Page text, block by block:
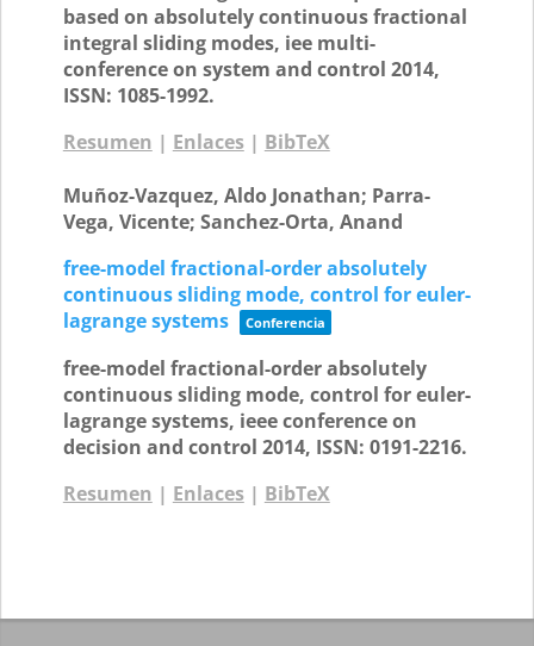
based on absolutely continuous fractional
integral sliding modes, iee multi-
conference on system and control 2014,
ISSN: 1085-1992.
Resumen | Enlaces| BibTeX
Muñoz-Vazquez, Aldo Jonathan; Parra-
Vega, Vicente; Sanchez-Orta, Anand
free-model fractional-order absolutely
continuous sliding mode, control for euler-
lagrange systems
Conferencia
free-model fractional-order absolutely
continuous sliding mode, control for euler-
lagrange systems, ieee conference on
decision and control 2014, ISSN: 0191-2216.
Resumen | Enlaces| BibTeX